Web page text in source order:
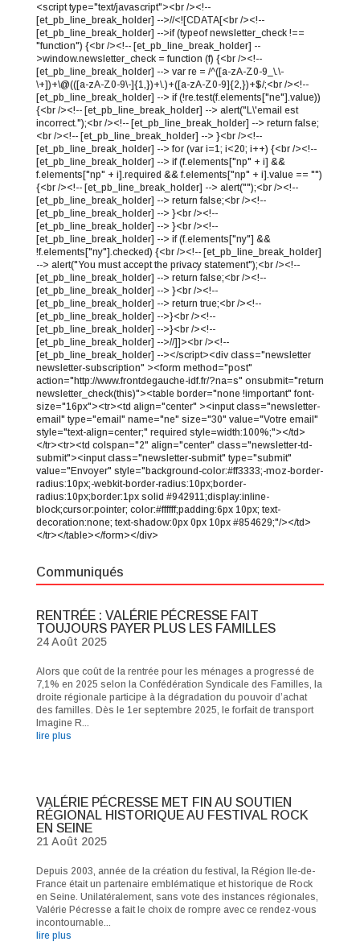
<script type="text/javascript"><br /><!--
[et_pb_line_break_holder] -->//<![CDATA[<br /><!--
[et_pb_line_break_holder] -->if (typeof newsletter_check !==
"function") {<br /><!-- [et_pb_line_break_holder] --
>window.newsletter_check = function (f) {<br /><!--
[et_pb_line_break_holder] --> var re = /^([a-zA-Z0-9_\.\-
\+])+\@(([a-zA-Z0-9\-]{1,})+\.)+([a-zA-Z0-9]{2,})+$/;<br /><!--
[et_pb_line_break_holder] --> if (!re.test(f.elements["ne"].value))
{<br /><!-- [et_pb_line_break_holder] --> alert("L\'email est
incorrect.");<br /><!-- [et_pb_line_break_holder] --> return false;
<br /><!-- [et_pb_line_break_holder] --> }<br /><!--
[et_pb_line_break_holder] --> for (var i=1; i<20; i++) {<br /><!--
[et_pb_line_break_holder] --> if (f.elements["np" + i] &&
f.elements["np" + i].required && f.elements["np" + i].value == "")
{<br /><!-- [et_pb_line_break_holder] --> alert("");<br /><!--
[et_pb_line_break_holder] --> return false;<br /><!--
[et_pb_line_break_holder] --> }<br /><!--
[et_pb_line_break_holder] --> }<br /><!--
[et_pb_line_break_holder] --> if (f.elements["ny"] &&
!f.elements["ny"].checked) {<br /><!-- [et_pb_line_break_holder]
--> alert("You must accept the privacy statement");<br /><!--
[et_pb_line_break_holder] --> return false;<br /><!--
[et_pb_line_break_holder] --> }<br /><!--
[et_pb_line_break_holder] --> return true;<br /><!--
[et_pb_line_break_holder] -->}<br /><!--
[et_pb_line_break_holder] -->}<br /><!--
[et_pb_line_break_holder] -->//]]><br /><!--
[et_pb_line_break_holder] --></script><div class="newsletter
newsletter-subscription" ><form method="post"
action="http://www.frontdegauche-idf.fr/?na=s" onsubmit="return
newsletter_check(this)"><table border="none !important" font-
size="16px"><tr><td align="center" ><input class="newsletter-
email" type="email" name="ne" size="30" value="Votre email"
style="text-align=center;" required style=width:100%;"></td>
</tr><tr><td colspan="2" align="center" class="newsletter-td-
submit"><input class="newsletter-submit" type="submit"
value="Envoyer" style="background-color:#ff3333;-moz-border-
radius:10px;-webkit-border-radius:10px;border-
radius:10px;border:1px solid #942911;display:inline-
block;cursor:pointer; color:#ffffff;padding:6px 10px; text-
decoration:none; text-shadow:0px 0px 10px #854629;"/></td>
</tr></table></form></div>
Communiqués
RENTRÉE : VALÉRIE PÉCRESSE FAIT
TOUJOURS PAYER PLUS LES FAMILLES
24 Août 2025
Alors que coût de la rentrée pour les ménages a progressé de
7,1% en 2025 selon la Confédération Syndicale des Familles, la
droite régionale participe à la dégradation du pouvoir d’achat
des familles. Dès le 1er septembre 2025, le forfait de transport
Imagine R...
lire plus
VALÉRIE PÉCRESSE MET FIN AU SOUTIEN
RÉGIONAL HISTORIQUE AU FESTIVAL ROCK
EN SEINE
21 Août 2025
Depuis 2003, année de la création du festival, la Région Ile-de-
France était un partenaire emblématique et historique de Rock
en Seine. Unilatéralement, sans vote des instances régionales,
Valérie Pécresse a fait le choix de rompre avec ce rendez-vous
incontournable...
lire plus